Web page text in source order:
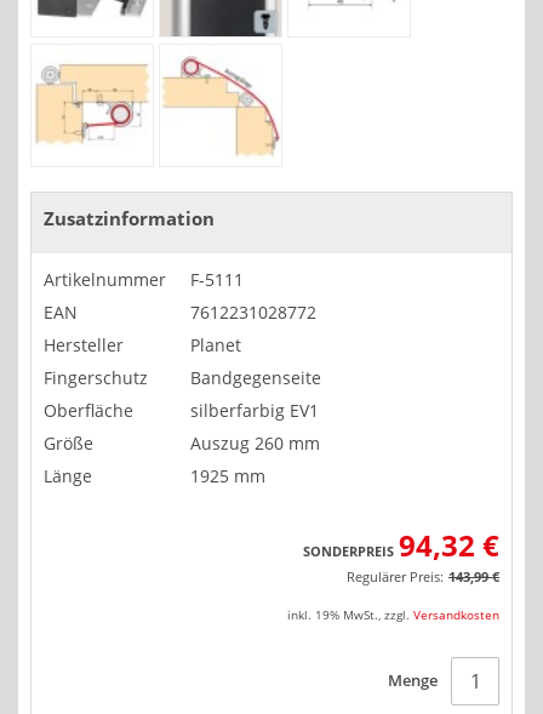
Zusatzinformation
Artikelnummer
F-5111
EAN
7612231028772
Hersteller
Planet
Fingerschutz
Bandgegenseite
Oberfläche
silberfarbig EV1
Größe
Auszug 260 mm
Länge
1925 mm
SONDERPREIS 94,32 €
Regulärer Preis: 143,99 €
inkl. 19% MwSt. zzgl. Versandkosten
Menge